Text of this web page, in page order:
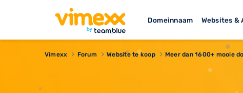
Domeinnaam Websites &
Vimexx Forum Website te koop Meer dan 1600+ mooie